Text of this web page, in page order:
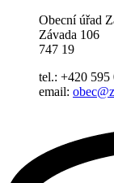
Obecní úřad
Závada 106
747 19
tel.: +420 595
email: